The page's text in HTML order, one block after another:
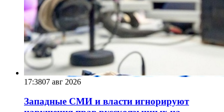
17:3807 авг 2026
Западные СМИ и власти игнорируют